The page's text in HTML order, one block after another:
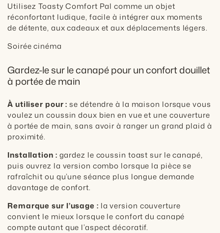
Utilisez Toasty Comfort Pal comme un objet
réconfortant ludique, facile à intégrer aux moments
de détente, aux cadeaux et aux déplacements légers.
Soirée cinéma
Gardez-le sur le canapé pour un confort douillet
à portée de main
À utiliser pour : se détendre à la maison lorsque vous
voulez un coussin doux bien en vue et une couverture
à portée de main, sans avoir à ranger un grand plaid à
proximité.
Installation : gardez le coussin toast sur le canapé,
puis ouvrez la version combo lorsque la pièce se
rafraîchit ou qu’une séance plus longue demande
davantage de confort.
Remarque sur l’usage : la version couverture
convient le mieux lorsque le confort du canapé
compte autant que l’aspect décoratif.